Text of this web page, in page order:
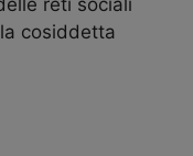
reti sociali
cosiddetta